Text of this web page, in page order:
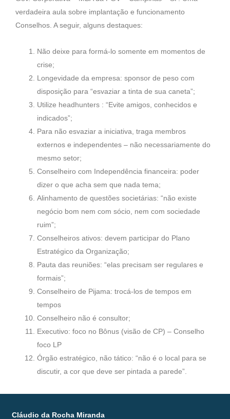
verdadeira aula sobre implantação e funcionamento
Conselhos. A seguir, alguns destaques:
Não deixe para formá-lo somente em momentos de
crise;
Longevidade da empresa: sponsor de peso com
disposição para “esvaziar a tinta de sua caneta”;
Utilize headhunters : “Evite amigos, conhecidos e
indicados”;
Para não esvaziar a iniciativa, traga membros
externos e independentes – não necessariamente do
mesmo setor;
Conselheiro com Independência financeira: poder
dizer o que acha sem que nada tema;
Alinhamento de questões societárias: “não existe
negócio bom nem com sócio, nem com sociedade
ruim”;
Conselheiros ativos: devem participar do Plano
Estratégico da Organização;
Pauta das reuniões: “elas precisam ser regulares e
formais”;
Conselheiro de Pijama: trocá-los de tempos em
tempos
Conselheiro não é consultor;
Executivo: foco no Bônus (visão de CP) – Conselho
foco LP
Órgão estratégico, não tático: “não é o local para se
discutir, a cor que deve ser pintada a parede”.
Cláudio da Rocha Miranda